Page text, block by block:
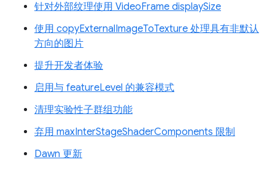
针对外部纹理使用 VideoFrame displaySize
使用 copyExternalImageToTexture 处理具有非默认
方向的图片
提升开发者体验
启用与 featureLevel 的兼容模式
清理实验性子群组功能
弃用 maxInterStageShaderComponents 限制
Dawn 更新